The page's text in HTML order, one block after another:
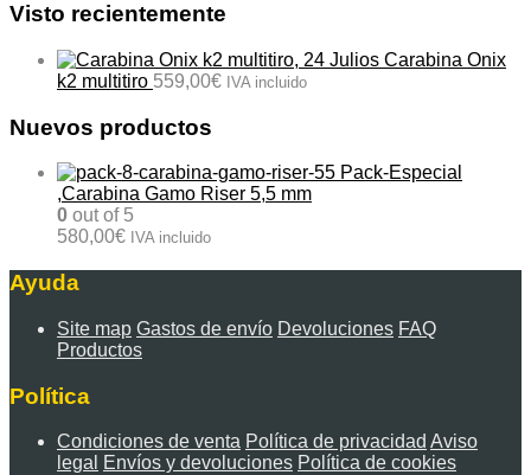
Visto recientemente
Carabina Onix
k2 multitiro 559,00€ IVA incluido
Nuevos productos
Pack-Especial
,Carabina Gamo Riser 5,5 mm
0 out of 5
580,00€ IVA incluido
Ayuda
Site map Gastos de envío Devoluciones FAQ
Productos
Política
Condiciones de venta Política de privacidad Aviso
legal
Envíos y devoluciones Política de cookies